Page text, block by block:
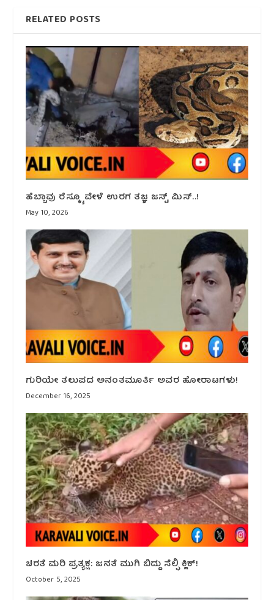
RELATED POSTS
ಹೆಬ್ಬಾವು ರೆಸ್ಕ್ಯೂ ವೇಳೆ ಉರಗ ತಜ್ಞ ಜಸ್ಟ್ ಮಿಸ್..!
May 10, 2026
ಗುರಿಯೇ ತಲುಪದ ಅನಂತಮೂರ್ತಿ ಅವರ ಹೋರಾಟಗಳು!
December 16, 2025
ಚಿರತೆ ಮರಿ ಪ್ರತ್ಯಕ್ಷ: ಜನತೆ ಮುಗಿ ಬಿದ್ದು ಸೆಲ್ಫಿ ಕ್ಲಿಕ್!
October 5, 2025